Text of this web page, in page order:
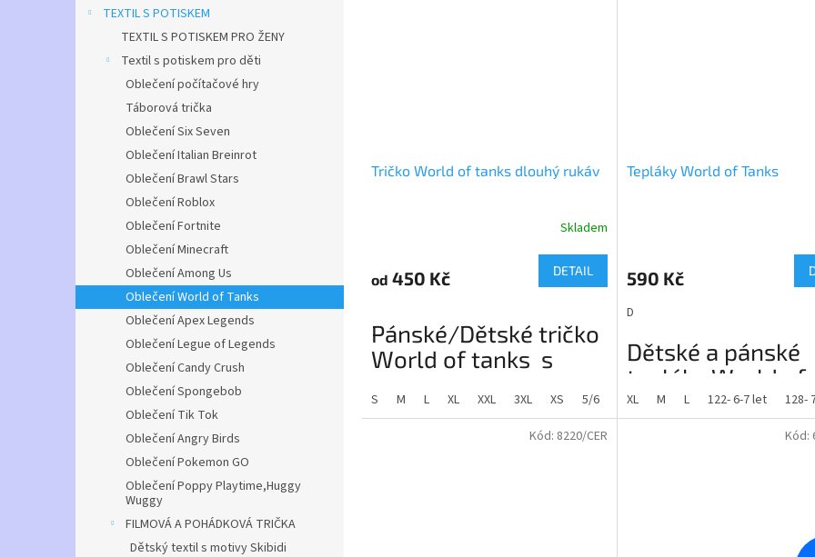
TEXTIL S POTISKEM
TEXTIL S POTISKEM PRO ŽENY
Textil s potiskem pro děti
Oblečení počítačové hry
Táborová trička
Oblečení Six Seven
Oblečení Italian Breinrot
Oblečení Brawl Stars
Oblečení Roblox
Oblečení Fortnite
Oblečení Minecraft
Oblečení Among Us
Oblečení World of Tanks
Oblečení Apex Legends
Oblečení Legue of Legends
Oblečení Candy Crush
Oblečení Spongebob
Oblečení Tik Tok
Oblečení Angry Birds
Oblečení Pokemon GO
Oblečení Poppy Playtime,Huggy
Wuggy
FILMOVÁ A POHÁDKOVÁ TRIČKA
Dětský textil s motivy Skibidi
Tričko World of tanks dlouhý rukáv
je
5
hvězdiček.
Skladem
od 450 Kč DETAIL
Pánské/Dětské tričko
World of tanks s
Popis:
S M L XL XXL 3XL XS 5/6 7/8 9/10 11/12
Tepláky World of Tanks
je
z
hvězdiček.
590 Kč
D
Dětské a pánské
tepláky World of
Tanks
XL M L 122- 6-7 let 128-
Kód: 8220/CER Kód: